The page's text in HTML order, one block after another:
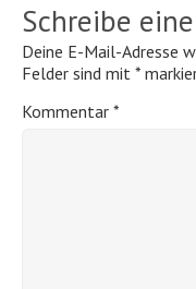
Schreibe
Deine E-Mail-Adresse
Felder sind mit *
Kommentar *